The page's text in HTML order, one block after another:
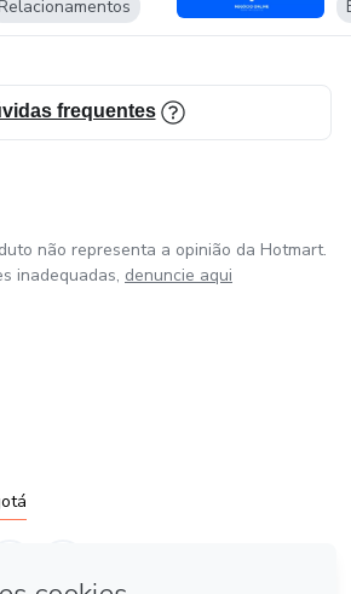
frequentes
não representa a opinião da Hotmart.
inadequadas, denuncie aqui